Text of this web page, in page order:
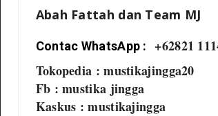
Abah Fattah dan Team MJ
Contac WhatsApp :
+62821
Tokopedia : mustikajingga20
Fb : mustika jingga
Kaskus : mustikajingga